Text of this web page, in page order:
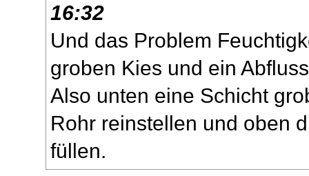
16:32
Und das Problem
groben Kies und ein
Also unten eine Schicht
Rohr reinstellen und oben
füllen.